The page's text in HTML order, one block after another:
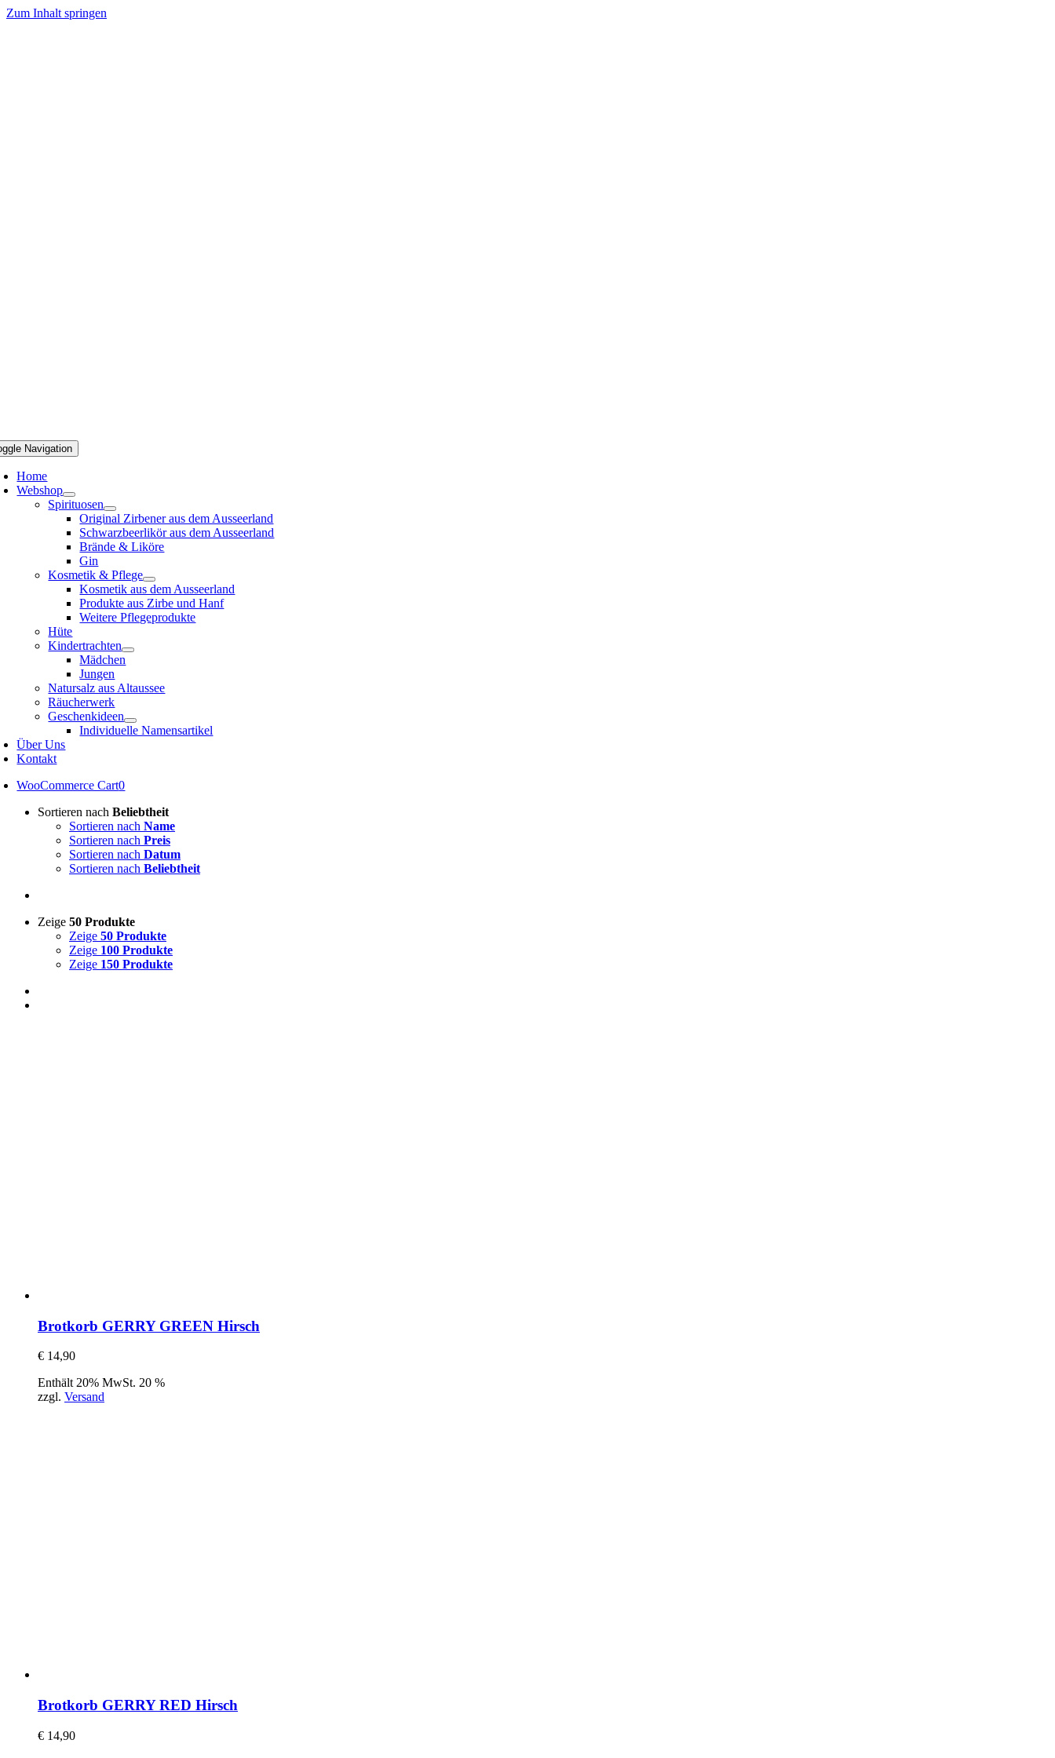
Zum Inhalt springen
Navigation
Home
Webshop
Spirituosen
Original Zirbener aus dem Ausseerland
Schwarzbeerlikör aus dem Ausseerland
Brände & Liköre
Gin
Kosmetik & Pflege
Kosmetik aus dem Ausseerland
Produkte aus Zirbe und Hanf
Weitere Pflegeprodukte
Hüte
Kindertrachten
Mädchen
Jungen
Natursalz aus Altaussee
Räucherwerk
Geschenkideen
Individuelle Namensartikel
Über Uns
Kontakt
WooCommerce Cart0
Sortieren nach Beliebtheit
Sortieren nach Name
Sortieren nach Preis
Sortieren nach Datum
Sortieren nach Beliebtheit
Zeige 50 Produkte
Zeige 50 Produkte
Zeige 100 Produkte
Zeige 150 Produkte
Brotkorb GERRY GREEN Hirsch
€ 14,90
Enthält 20% MwSt. 20 %
zzgl. Versand
Brotkorb GERRY RED Hirsch
€ 14,90